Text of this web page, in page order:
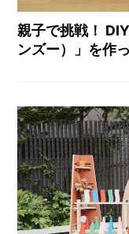
親子で挑戦！
ンズー）」を作